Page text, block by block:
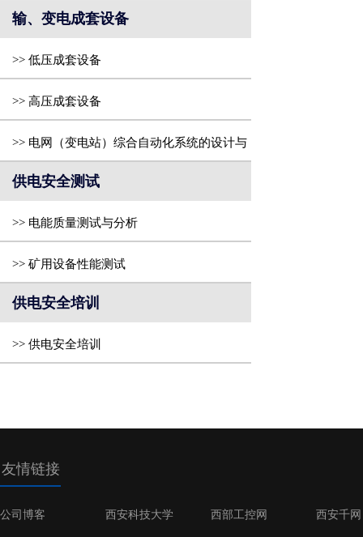
输、变电成套设备
>> 低压成套设备
>> 高压成套设备
>> 电网（变电站）综合自动化系统的设计与
实施
供电安全测试
>> 电能质量测试与分析
>> 矿用设备性能测试
供电安全培训
>> 供电安全培训
友情链接
公司博客 西安科技大学 西部工控网 西安千网